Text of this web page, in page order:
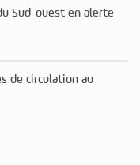
Sud-ouest en alerte
de circulation au